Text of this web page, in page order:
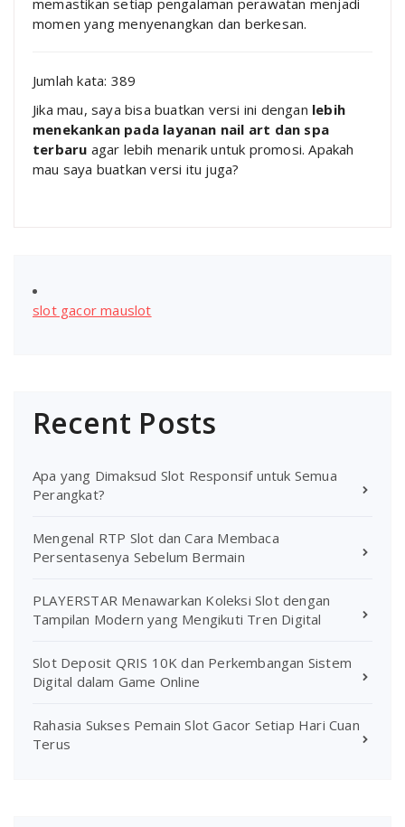
memastikan setiap pengalaman perawatan menjadi
momen yang menyenangkan dan berkesan.
Jumlah kata: 389
Jika mau, saya bisa buatkan versi ini dengan lebih
menekankan pada layanan nail art dan spa
terbaru agar lebih menarik untuk promosi. Apakah
mau saya buatkan versi itu juga?
slot gacor mauslot
Recent Posts
Apa yang Dimaksud Slot Responsif untuk Semua
Perangkat?
Mengenal RTP Slot dan Cara Membaca
Persentasenya Sebelum Bermain
PLAYERSTAR Menawarkan Koleksi Slot dengan
Tampilan Modern yang Mengikuti Tren Digital
Slot Deposit QRIS 10K dan Perkembangan Sistem
Digital dalam Game Online
Rahasia Sukses Pemain Slot Gacor Setiap Hari Cuan
Terus